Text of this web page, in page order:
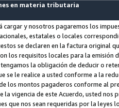
en materia tributaria
cargar y nosotros pagaremos los
estatales o locales
se declaren en la factura original
los requisitos locales para la emisión
la obligación de deducir o
se le realice a usted conforme a la
los montos pagaderos conforme al
la vigencia de este Acuerdo, usted
que nos sean requeridas por la leyes